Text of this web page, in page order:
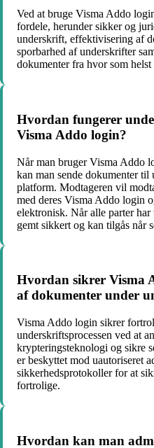
Ved at bruge Visma Addo
fordele, herunder sikker og
underskrift, effektivisering af
sporbarhed af underskrifter
dokumenter fra hvor som helst
Hvordan fungerer
Visma Addo login?
Når man bruger Visma Addo
kan man sende dokumenter
platform. Modtageren vil
med deres Visma Addo login
elektronisk. Når alle parter
gemt sikkert og kan tilgås når
Hvordan sikrer Visma
af dokumenter under
Visma Addo login sikrer
underskriftsprocessen ved at
krypteringsteknologi og sikre
er beskyttet mod uautoriseret
sikkerhedsprotokoller for at
fortrolige.
Hvordan kan man